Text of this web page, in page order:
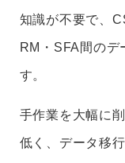
知識が不要で、
RM・SFA間のデ
す。
手作業を大幅に
低く、データ移